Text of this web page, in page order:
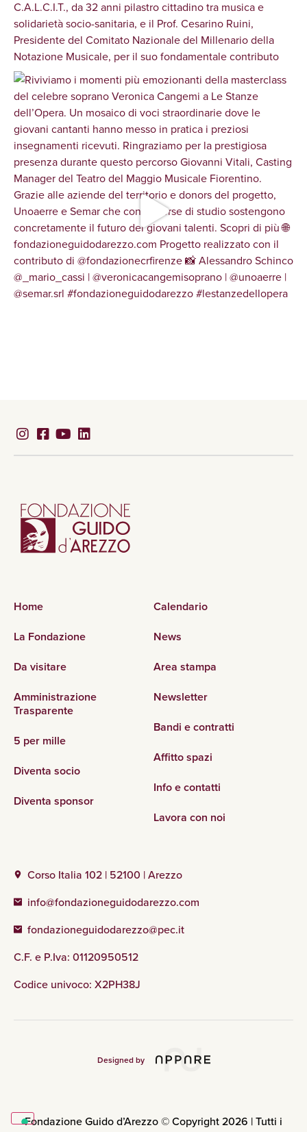
Home
La Fondazione
Da visitare
Amministrazione
Trasparente
5 per mille
Diventa socio
Diventa sponsor
Calendario
News
Area stampa
Newsletter
Bandi e contratti
Affitto spazi
Info e contatti
Lavora con noi
Corso Italia 102 | 52100 | Arezzo
info@fondazioneguidodarezzo.com
fondazioneguidodarezzo@pec.it
C.F. e P.Iva: 01120950512
Codice univoco: X2PH38J
Designed by
Fondazione Guido d’Arezzo © Copyright 2026 | Tutti i